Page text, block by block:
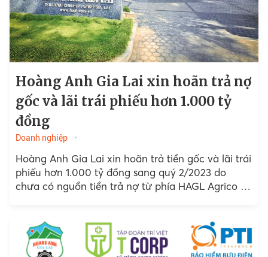
Hoàng Anh Gia Lai xin hoãn trả nợ
gốc và lãi trái phiếu hơn 1.000 tỷ
đồng
Doanh nghiệp
Hoàng Anh Gia Lai xin hoãn trả tiền gốc và lãi trái
phiếu hơn 1.000 tỷ đồng sang quý 2/2023 do
chưa có nguồn tiền trả nợ từ phía HAGL Agrico và